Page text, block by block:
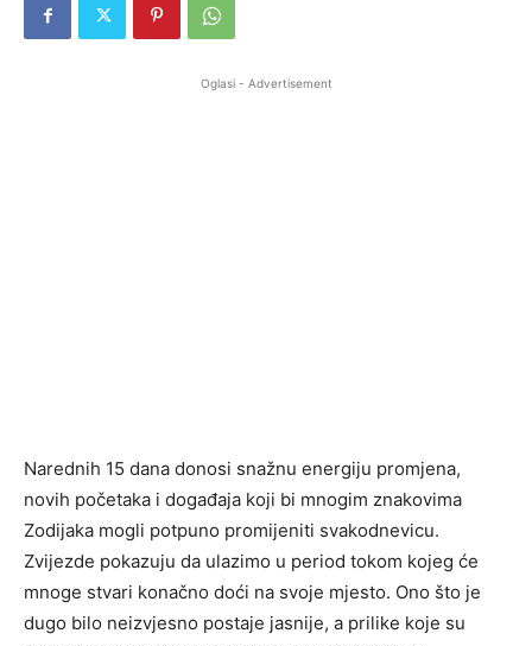
Oglasi - Advertisement
Narednih 15 dana donosi snažnu energiju promjena,
novih početaka i događaja koji bi mnogim znakovima
Zodijaka mogli potpuno promijeniti svakodnevicu.
Zvijezde pokazuju da ulazimo u period tokom kojeg će
mnoge stvari konačno doći na svoje mjesto. Ono što je
dugo bilo neizvjesno postaje jasnije, a prilike koje su